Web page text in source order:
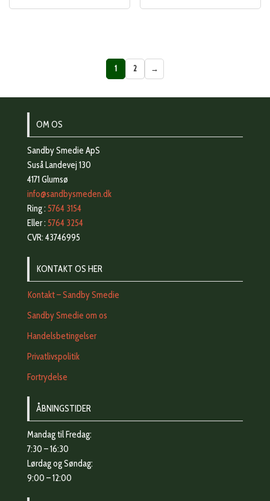
1 2 →
OM OS
Sandby Smedie ApS
Suså Landevej 130
4171 Glumsø
info@sandbysmeden.dk
Ring : 5764 3154
Eller : 5764 3254
CVR: 43746995
KONTAKT OS HER
Kontakt – Sandby Smedie
Sandby Smedie om os
Handelsbetingelser
Privatlivspolitik
Fortrydelse
ÅBNINGSTIDER
Mandag til Fredag:
7:30 – 16:30
Lørdag og Søndag:
9:00 – 12:00